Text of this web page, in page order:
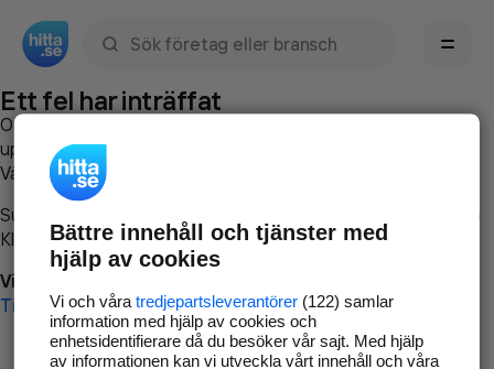
Ett fel har inträffat
Om du vill kan du
uppstod så att vi lättare och snabbare kan avhjälpa det.
Vänligen försök med följande:
Surfa till
Klicka påTillbaka-knappen i webbläsaren och försök igen
Vi beklagar besväret!
Till startsidan
Bättre innehåll och tjänster med
hjälp av cookies
Vi och våra tredjepartsleverantörer(122) samlar
information med hjälp av cookies och
enhetsidentifierare då du besöker vår sajt. Med hjälp
av informationen kan vi utveckla vårt innehåll och våra